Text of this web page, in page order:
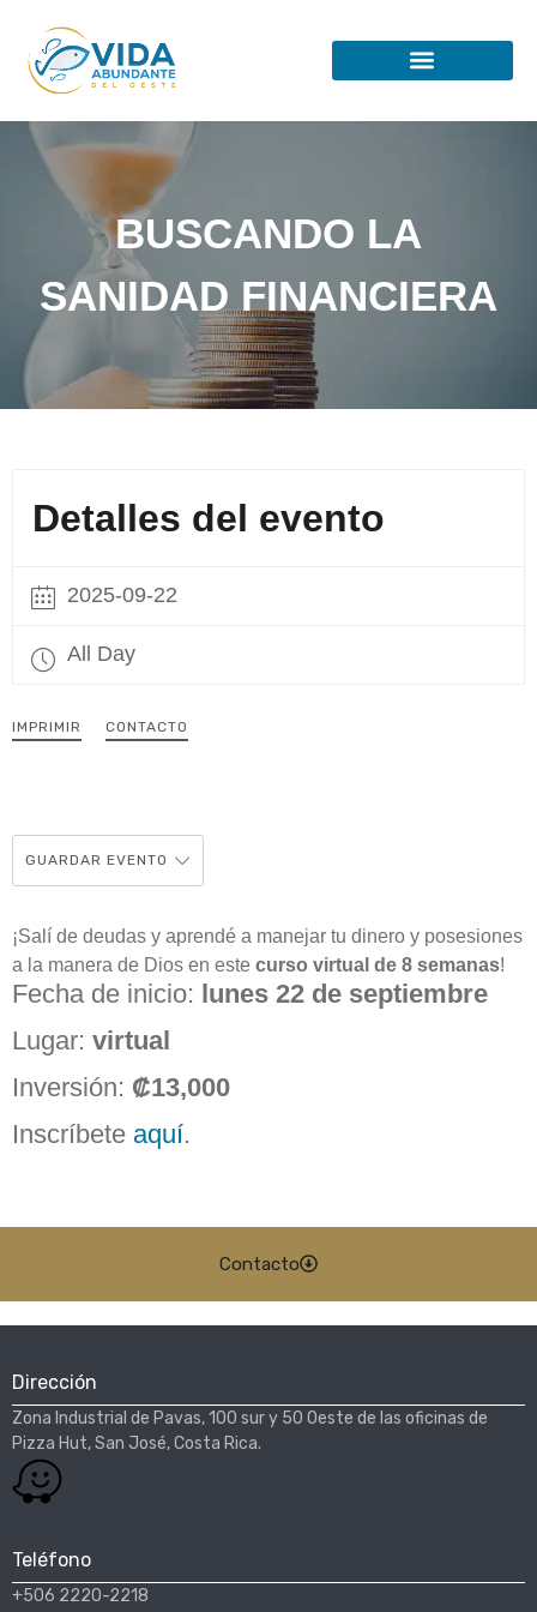
BUSCANDO LA
SANIDAD FINANCIERA
Detalles del evento
2025-09-22
All Day
IMPRIMIR CONTACTO
GUARDAR EVENTO
¡Salí de deudas y aprendé a manejar tu dinero y posesiones
a la manera de Dios en este curso virtual de 8 semanas!
Fecha de inicio: lunes 22 de septiembre
Lugar: virtual
Inversión: ₡13,000
Inscríbete aquí.
Contacto
Dirección
Zona Industrial de Pavas, 100 sur y 50 Oeste de las oficinas de
Pizza Hut, San José, Costa Rica.​
Teléfono
+506 2220-2218